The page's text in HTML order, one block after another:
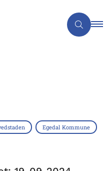
Egedal Kommune